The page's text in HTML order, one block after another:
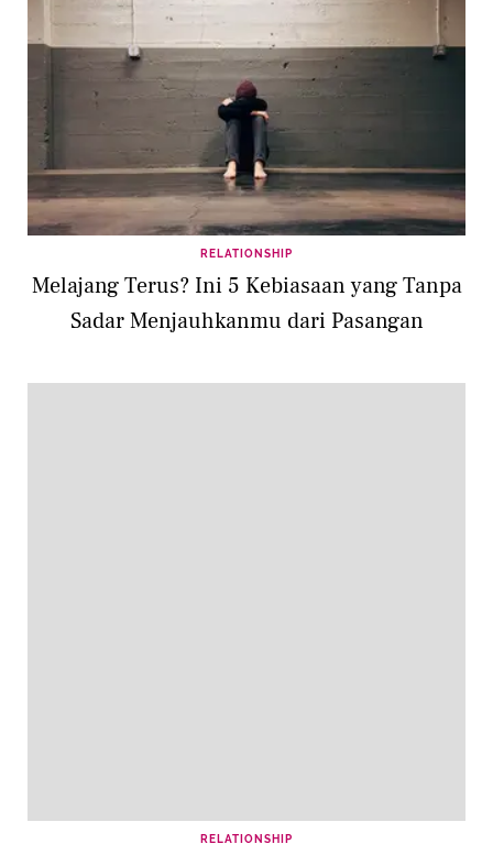
RELATIONSHIP
Melajang Terus? Ini 5 Kebiasaan yang Tanpa
Sadar Menjauhkanmu dari Pasangan
RELATIONSHIP